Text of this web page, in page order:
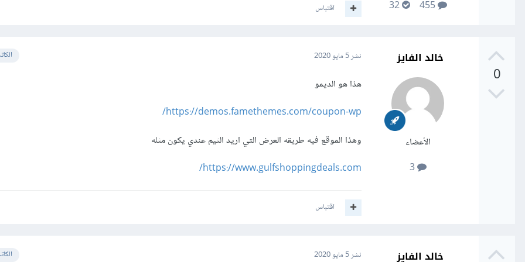
455
32 اقتباس
0
خالد الفايز
الأعضاء
3
نشر5 مايو 2020
هذا هو الديمو
https://demos.famethemes.com/coupon-wp/
وهذا الموقع فيه طريقه العرض التي اريد الثيم عندي يكون مثله
https://www.gulfshoppingdeals.com/
اقتباس
خالد الفايز نشر5 مايو 2020